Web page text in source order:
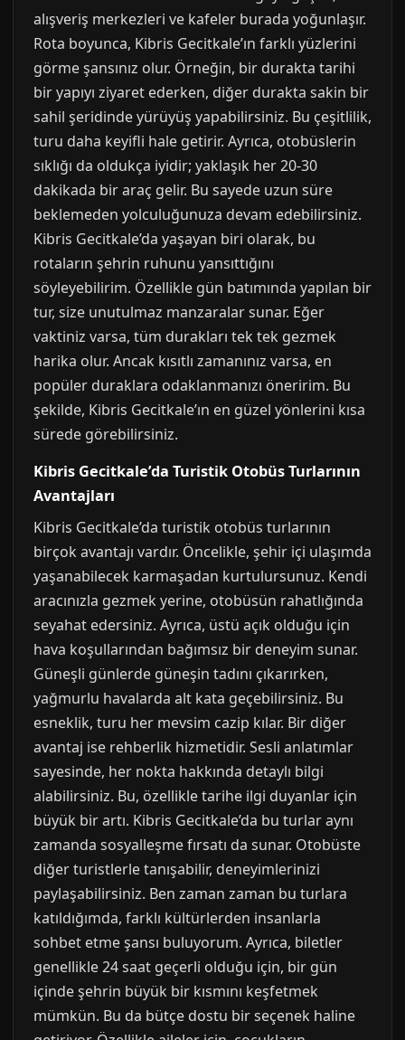
alışveriş merkezleri ve kafeler burada yoğunlaşır.
Rota boyunca, Kibris Gecitkale’ın farklı yüzlerini
görme şansınız olur. Örneğin, bir durakta tarihi
bir yapıyı ziyaret ederken, diğer durakta sakin bir
sahil şeridinde yürüyüş yapabilirsiniz. Bu çeşitlilik,
turu daha keyifli hale getirir. Ayrıca, otobüslerin
sıklığı da oldukça iyidir; yaklaşık her 20-30
dakikada bir araç gelir. Bu sayede uzun süre
beklemeden yolculuğunuza devam edebilirsiniz.
Kibris Gecitkale’da yaşayan biri olarak, bu
rotaların şehrin ruhunu yansıttığını
söyleyebilirim. Özellikle gün batımında yapılan bir
tur, size unutulmaz manzaralar sunar. Eğer
vaktiniz varsa, tüm durakları tek tek gezmek
harika olur. Ancak kısıtlı zamanınız varsa, en
popüler duraklara odaklanmanızı öneririm. Bu
şekilde, Kibris Gecitkale’ın en güzel yönlerini kısa
sürede görebilirsiniz.
Kibris Gecitkale’da Turistik Otobüs Turlarının
Avantajları
Kibris Gecitkale’da turistik otobüs turlarının
birçok avantajı vardır. Öncelikle, şehir içi ulaşımda
yaşanabilecek karmaşadan kurtulursunuz. Kendi
aracınızla gezmek yerine, otobüsün rahatlığında
seyahat edersiniz. Ayrıca, üstü açık olduğu için
hava koşullarından bağımsız bir deneyim sunar.
Güneşli günlerde güneşin tadını çıkarırken,
yağmurlu havalarda alt kata geçebilirsiniz. Bu
esneklik, turu her mevsim cazip kılar. Bir diğer
avantaj ise rehberlik hizmetidir. Sesli anlatımlar
sayesinde, her nokta hakkında detaylı bilgi
alabilirsiniz. Bu, özellikle tarihe ilgi duyanlar için
büyük bir artı. Kibris Gecitkale’da bu turlar aynı
zamanda sosyalleşme fırsatı da sunar. Otobüste
diğer turistlerle tanışabilir, deneyimlerinizi
paylaşabilirsiniz. Ben zaman zaman bu turlara
katıldığımda, farklı kültürlerden insanlarla
sohbet etme şansı buluyorum. Ayrıca, biletler
genellikle 24 saat geçerli olduğu için, bir gün
içinde şehrin büyük bir kısmını keşfetmek
mümkün. Bu da bütçe dostu bir seçenek haline